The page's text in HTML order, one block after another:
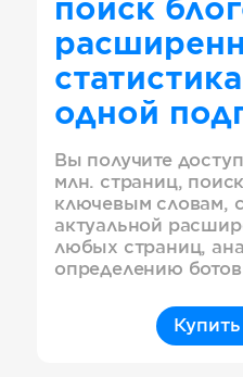
поиск
одной
Вы получите
млн. страниц,
ключевым словам,
актуальной
любых страниц,
определению